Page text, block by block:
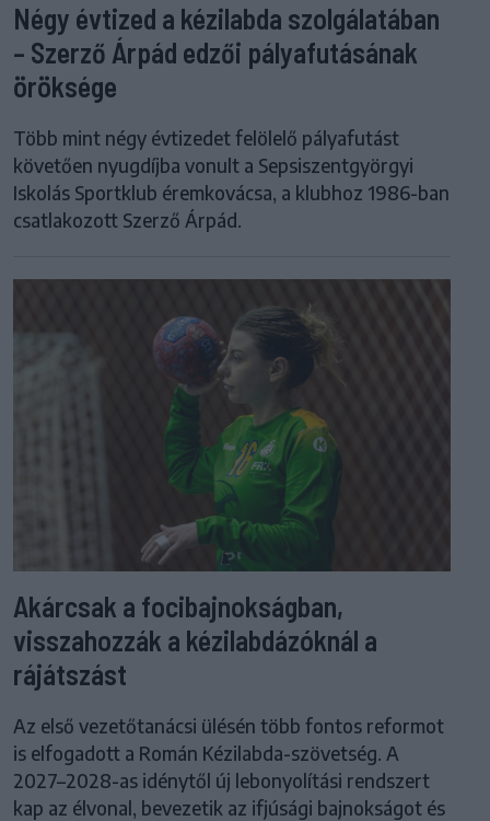
Négy évtized a kézilabda szolgálatában
– Szerző Árpád edzői pályafutásának
öröksége
Több mint négy évtizedet felölelő pályafutást
követően nyugdíjba vonult a Sepsiszentgyörgyi
Iskolás Sportklub éremkovácsa, a klubhoz 1986-ban
csatlakozott Szerző Árpád.
Akárcsak a focibajnokságban,
visszahozzák a kézilabdázóknál a
rájátszást
Az első vezetőtanácsi ülésén több fontos reformot
is elfogadott a Román Kézilabda-szövetség. A
2027–2028-as idénytől új lebonyolítási rendszert
kap az élvonal, bevezetik az ifjúsági bajnokságot és